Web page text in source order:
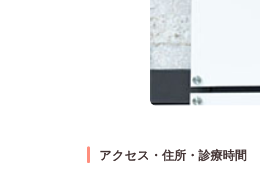
アクセス・住所・診療時間